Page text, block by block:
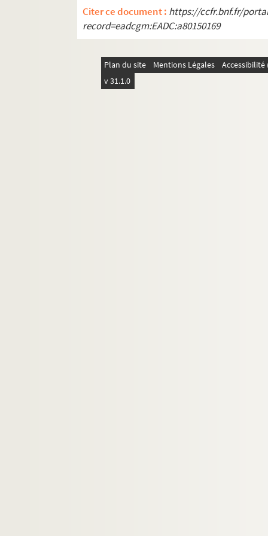
Citer ce document : https://ccfr.bnf.fr/
record=eadcgm:EADC:a80150169
Plan du site Mentions Légales
v 31.1.0